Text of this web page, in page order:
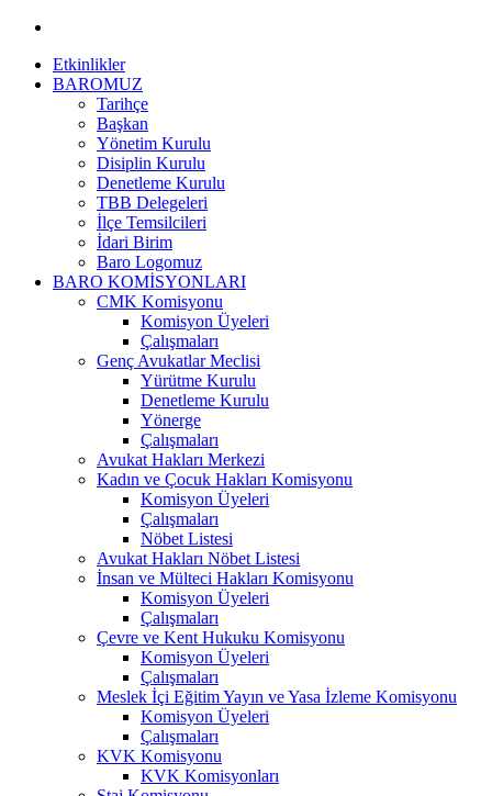
Etkinlikler
BAROMUZ
Tarihçe
Başkan
Yönetim Kurulu
Disiplin Kurulu
Denetleme Kurulu
TBB Delegeleri
İlçe Temsilcileri
İdari Birim
Baro Logomuz
BARO KOMİSYONLARI
CMK Komisyonu
Komisyon Üyeleri
Çalışmaları
Genç Avukatlar Meclisi
Yürütme Kurulu
Denetleme Kurulu
Yönerge
Çalışmaları
Avukat Hakları Merkezi
Kadın ve Çocuk Hakları Komisyonu
Komisyon Üyeleri
Çalışmaları
Nöbet Listesi
Avukat Hakları Nöbet Listesi
İnsan ve Mülteci Hakları Komisyonu
Komisyon Üyeleri
Çalışmaları
Çevre ve Kent Hukuku Komisyonu
Komisyon Üyeleri
Çalışmaları
Meslek İçi Eğitim Yayın ve Yasa İzleme Komisyonu
Komisyon Üyeleri
Çalışmaları
KVK Komisyonu
KVK Komisyonları